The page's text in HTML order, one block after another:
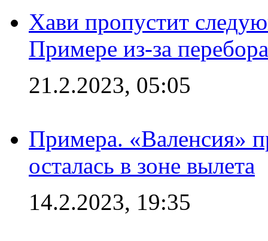
Хави пропустит
Примере из-за
21.2.2023, 05:05
Примера. «Валенсия»
осталась в зоне вылета
14.2.2023, 19:35